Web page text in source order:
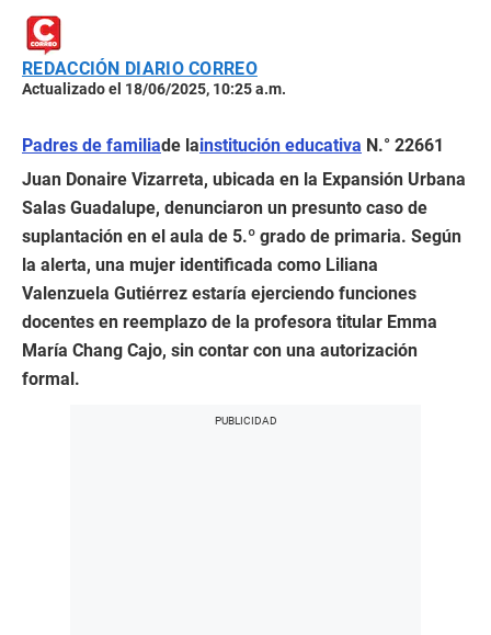
REDACCIÓN DIARIO CORREO
Actualizado el 18/06/2025, 10:25 a.m.
Padres de familiade lainstitución educativa N.° 22661
Juan Donaire Vizarreta, ubicada en la Expansión Urbana
Salas Guadalupe, denunciaron un presunto caso de
suplantación en el aula de 5.º grado de primaria. Según
la alerta, una mujer identificada como Liliana
Valenzuela Gutiérrez estaría ejerciendo funciones
docentes en reemplazo de la profesora titular Emma
María Chang Cajo, sin contar con una autorización
formal.